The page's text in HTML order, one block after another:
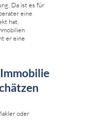
Da ist es für
eine
hat.
er eine
oder